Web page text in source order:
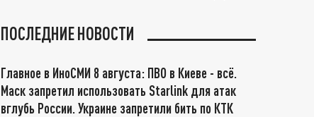
ПОСЛЕДНИЕ НОВОСТИ
Главное в ИноСМИ 8 августа: ПВО в Киеве - всё.
Маск запретил использовать Starlink для атак
вглубь России. Украине запретили бить по КТК